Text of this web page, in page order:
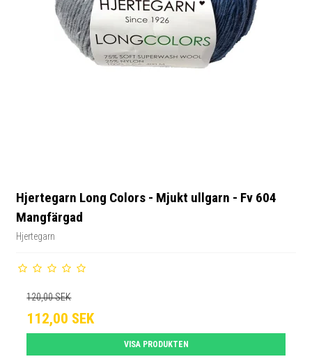
Hjertegarn Long Colors - Mjukt ullgarn - Fv 604
Mangfärgad
Hjertegarn
120,00 SEK
112,00 SEK
VISA PRODUKTEN